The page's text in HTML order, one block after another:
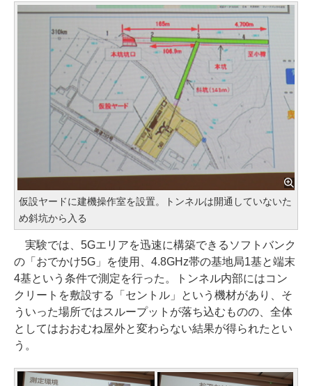
仮設ヤードに建機操作室を設置。トンネルは開通していないた
め斜坑から入る
実験では、5Gエリアを迅速に構築できるソフトバンク
の「おでかけ5G」を使用、4.8GHz帯の基地局1基と端末
4基という条件で測定を行った。トンネル内部にはコン
クリートを敷設する「セントル」という機材があり、そ
ういった場所ではスループットが落ち込むものの、全体
としてはおおむね屋外と変わらない結果が得られたとい
う。